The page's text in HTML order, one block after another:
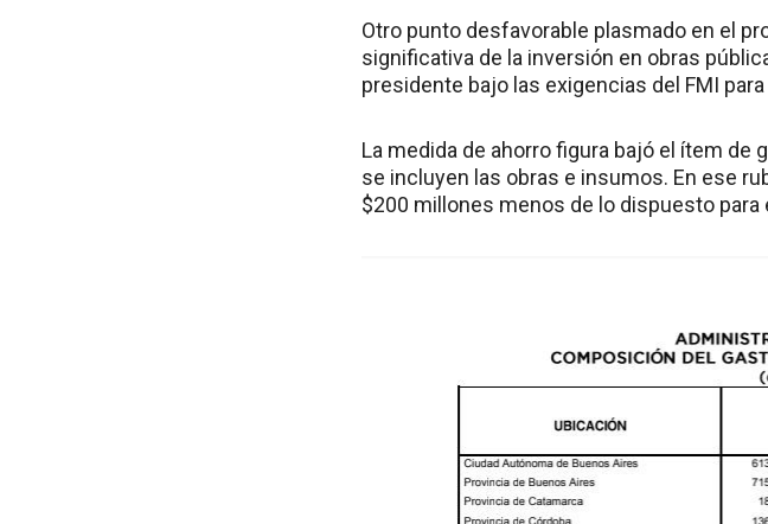
Otro punto desfavorable plasmado en el
significativa de la inversión en obras
presidente bajo las exigencias del FMI
La medida de ahorro figura bajó el ítem de
se incluyen las obras e insumos. En ese
$200 millones menos de lo dispuesto para